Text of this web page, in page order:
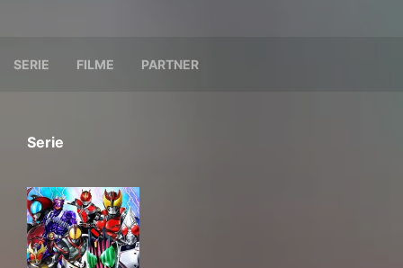
SERIE FILME PARTNER
Serie